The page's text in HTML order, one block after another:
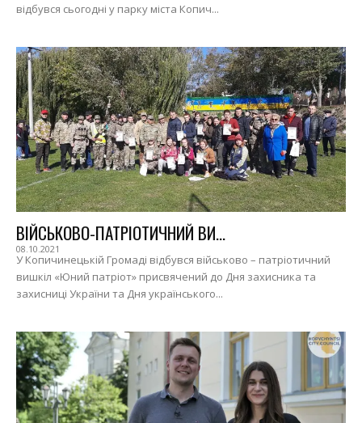
відбувся сьогодні у парку міста Копич...
ВІЙСЬКОВО-ПАТРІОТИЧНИЙ ВИ...
08.10.2021
У Копичинецькій Громаді відбувся військово – патріотичний
вишкіл «Юний патріот» присвячений до Дня захисника та
захисниці України та Дня українського...